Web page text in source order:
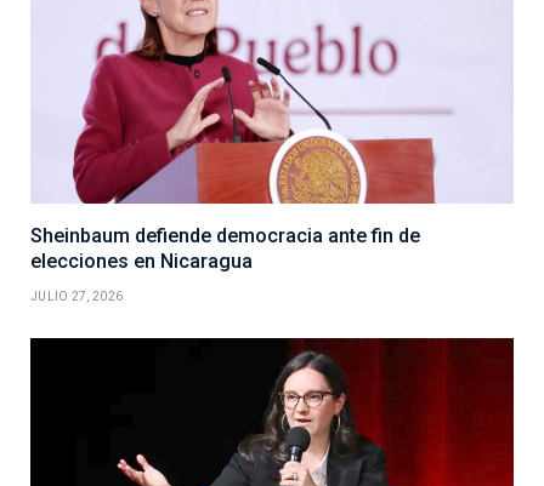
Sheinbaum defiende democracia ante fin de
elecciones en Nicaragua
JULIO 27, 2026